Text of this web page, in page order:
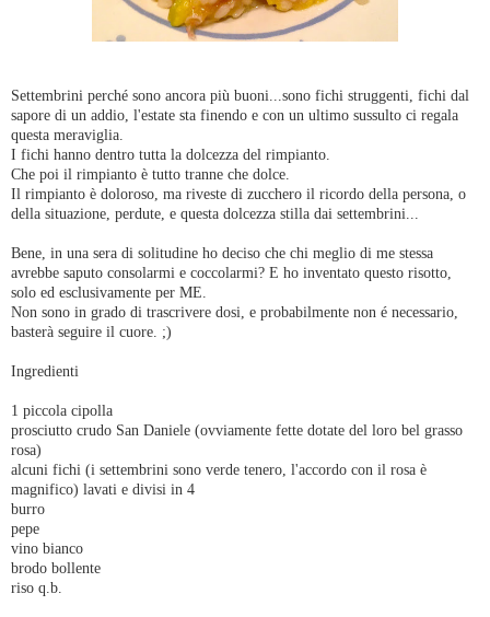
Settembrini perché sono ancora più buoni...sono fichi struggenti, fichi dal
sapore di un addio, l'estate sta finendo e con un ultimo sussulto ci regala
questa meraviglia.
I fichi hanno dentro tutta la dolcezza del rimpianto.
Che poi il rimpianto è tutto tranne che dolce.
Il rimpianto è doloroso, ma riveste di zucchero il ricordo della persona, o
della situazione, perdute, e questa dolcezza stilla dai settembrini...
Bene, in una sera di solitudine ho deciso che chi meglio di me stessa
avrebbe saputo consolarmi e coccolarmi? E ho inventato questo risotto,
solo ed esclusivamente per ME.
Non sono in grado di trascrivere dosi, e probabilmente non é necessario,
basterà seguire il cuore. ;)
Ingredienti
1 piccola cipolla
prosciutto crudo San Daniele (ovviamente fette dotate del loro bel grasso
rosa)
alcuni fichi (i settembrini sono verde tenero, l'accordo con il rosa è
magnifico) lavati e divisi in 4
burro
pepe
vino bianco
brodo bollente
riso q.b.